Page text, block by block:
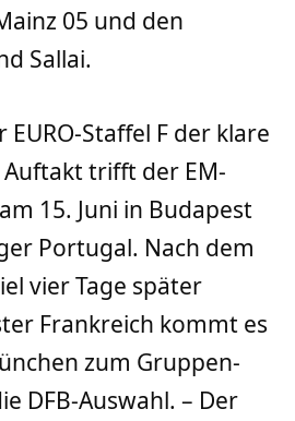
05 und den
Sallai.
Staffel F der klare
trifft der EM-
15. Juni in Budapest
Portugal. Nach dem
vier Tage später
Frankreich kommt es
zum Gruppen-
DFB-Auswahl. – Der